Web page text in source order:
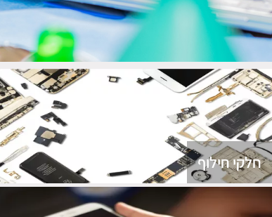
חלקי חילוף